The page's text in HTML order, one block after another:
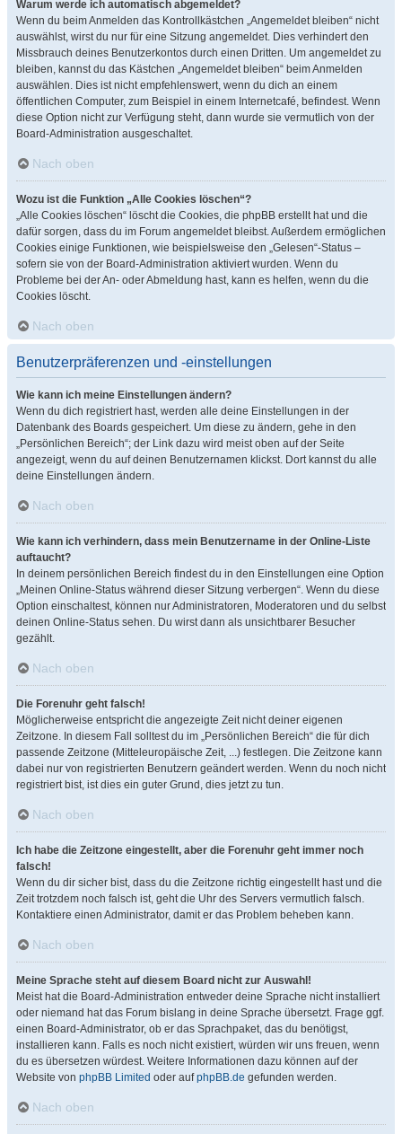
Warum werde ich automatisch abgemeldet?
Wenn du beim Anmelden das Kontrollkästchen „Angemeldet bleiben“ nicht
auswählst, wirst du nur für eine Sitzung angemeldet. Dies verhindert den
Missbrauch deines Benutzerkontos durch einen Dritten. Um angemeldet zu
bleiben, kannst du das Kästchen „Angemeldet bleiben“ beim Anmelden
auswählen. Dies ist nicht empfehlenswert, wenn du dich an einem
öffentlichen Computer, zum Beispiel in einem Internetcafé, befindest. Wenn
diese Option nicht zur Verfügung steht, dann wurde sie vermutlich von der
Board-Administration ausgeschaltet.
Nach oben
Wozu ist die Funktion „Alle Cookies löschen“?
„Alle Cookies löschen“ löscht die Cookies, die phpBB erstellt hat und die
dafür sorgen, dass du im Forum angemeldet bleibst. Außerdem ermöglichen
Cookies einige Funktionen, wie beispielsweise den „Gelesen“-Status –
sofern sie von der Board-Administration aktiviert wurden. Wenn du
Probleme bei der An- oder Abmeldung hast, kann es helfen, wenn du die
Cookies löscht.
Nach oben
Benutzerpräferenzen und -einstellungen
Wie kann ich meine Einstellungen ändern?
Wenn du dich registriert hast, werden alle deine Einstellungen in der
Datenbank des Boards gespeichert. Um diese zu ändern, gehe in den
„Persönlichen Bereich“; der Link dazu wird meist oben auf der Seite
angezeigt, wenn du auf deinen Benutzernamen klickst. Dort kannst du alle
deine Einstellungen ändern.
Nach oben
Wie kann ich verhindern, dass mein Benutzername in der Online-Liste
auftaucht?
In deinem persönlichen Bereich findest du in den Einstellungen eine Option
„Meinen Online-Status während dieser Sitzung verbergen“. Wenn du diese
Option einschaltest, können nur Administratoren, Moderatoren und du selbst
deinen Online-Status sehen. Du wirst dann als unsichtbarer Besucher
gezählt.
Nach oben
Die Forenuhr geht falsch!
Möglicherweise entspricht die angezeigte Zeit nicht deiner eigenen
Zeitzone. In diesem Fall solltest du im „Persönlichen Bereich“ die für dich
passende Zeitzone (Mitteleuropäische Zeit, ...) festlegen. Die Zeitzone kann
dabei nur von registrierten Benutzern geändert werden. Wenn du noch nicht
registriert bist, ist dies ein guter Grund, dies jetzt zu tun.
Nach oben
Ich habe die Zeitzone eingestellt, aber die Forenuhr geht immer noch
falsch!
Wenn du dir sicher bist, dass du die Zeitzone richtig eingestellt hast und die
Zeit trotzdem noch falsch ist, geht die Uhr des Servers vermutlich falsch.
Kontaktiere einen Administrator, damit er das Problem beheben kann.
Nach oben
Meine Sprache steht auf diesem Board nicht zur Auswahl!
Meist hat die Board-Administration entweder deine Sprache nicht installiert
oder niemand hat das Forum bislang in deine Sprache übersetzt. Frage ggf.
einen Board-Administrator, ob er das Sprachpaket, das du benötigst,
installieren kann. Falls es noch nicht existiert, würden wir uns freuen, wenn
du es übersetzen würdest. Weitere Informationen dazu können auf der
Website von phpBB Limited oder aufphpBB.de gefunden werden.
Nach oben